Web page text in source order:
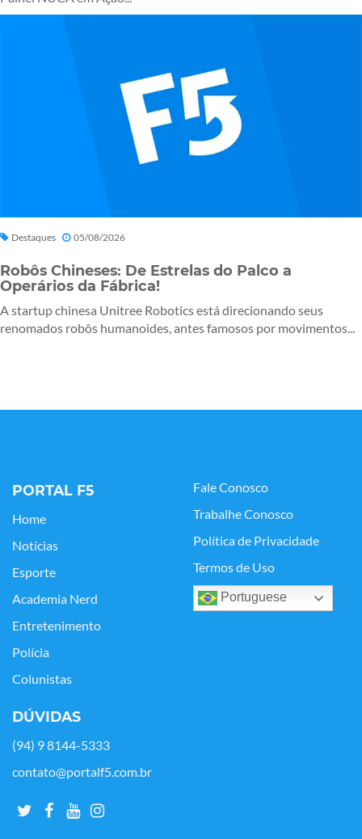
Destaques 05/08/2026
Robôs Chineses: De Estrelas do Palco a
Operários da Fábrica!
A startup chinesa Unitree Robotics está direcionando seus
renomados robôs humanoides, antes famosos por movimentos...
PORTAL F5
Home
Notícias
Esporte
Academia Nerd
Entretenimento
Polícia
Colunistas
Fale Conosco
Trabalhe Conosco
Política de Privacidade
Termos de Uso
Portuguese
DÚVIDAS
(94) 9 8144-5333
contato@portalf5.com.br